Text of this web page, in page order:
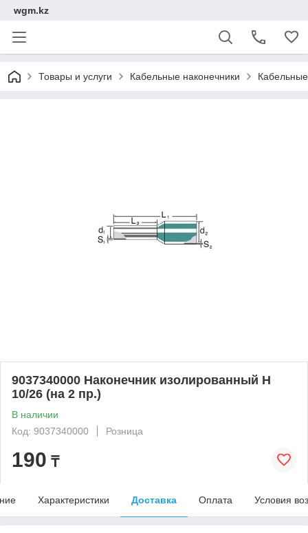
wgm.kz
Товары и услуги Кабельные наконечники
9037340000 Наконечник изолированный H
10/26 (на 2 пр.)
В наличии
Код: 9037340000
Розница
190 ₸
Характеристики Доставка Оплата Условия